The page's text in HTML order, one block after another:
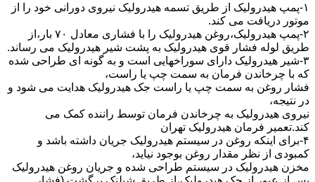
۱-پمپ هیدرولیک از طریق تسمه هیدرولیک نیروی دورانی خود را از
موتور دریافت می کند.
۲-پمپ هیدرولیک،روغن هیدرولیک را با فشاری معادل ۷۰ بار،از
طریق لوله فشار قوی هیدرولیک به پشت شیر هیدرولیک می رساند.
۳-شیر هیدرولیک دارای سوراخهایی است و به گونه ای طراحی شده
که با چرخاندن فرمان به سمت چپ یا راست،
فشار روغن به سمت چپ یا راست جک هیدرولیک هدایت می شود و
در نتیجه،
نیروی هیدرولیک به چرخاندن فرمان توسط راننده کمک می
کند.تعمیر فرمان هیدرولیک تهران
۴-برای اینکه روغن در سیستم هیدرولیک جریان داشته باشد و
کمبودی از نظر مقدار روغن بوجود نیاید،
مخزن هیدرولیک در سیستم طراحی شده و جریان روغن هیدرولیک